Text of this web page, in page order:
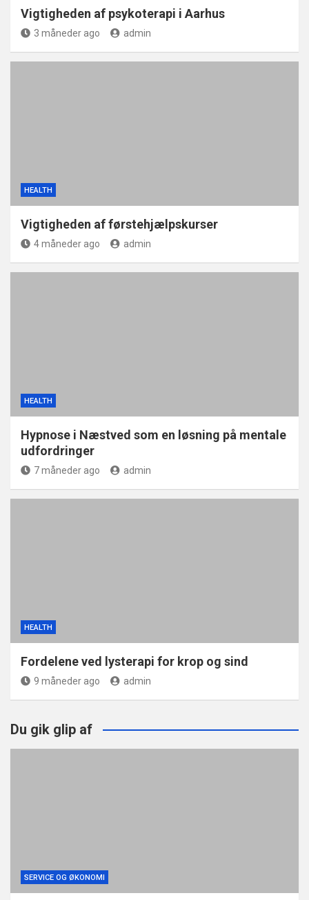
Vigtigheden af psykoterapi i Aarhus
3 måneder ago admin
HEALTH
Vigtigheden af førstehjælpskurser
4 måneder ago admin
HEALTH
Hypnose i Næstved som en løsning på mentale
udfordringer
7 måneder ago admin
HEALTH
Fordelene ved lysterapi for krop og sind
9 måneder ago admin
Du gik glip af
SERVICE OG ØKONOMI